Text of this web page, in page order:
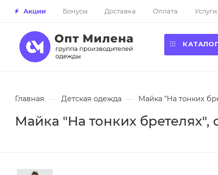
Акции Бонусы Доставка Оплата Услуги
КАТАЛОГ
Главная — Детская одежда — Майка "На тонких
Майка "На тонких бретелях",